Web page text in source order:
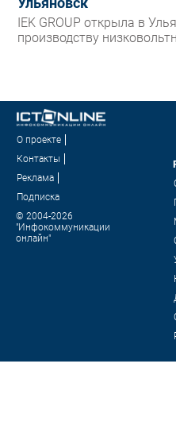
Ульяновск
IEK GROUP открыла в
производству
О проекте
Контакты
Реклама
Подписка
© 2004-2026
"Инфокоммуникации
онлайн"